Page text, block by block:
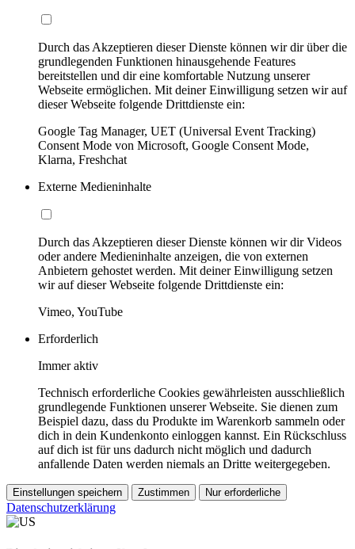
Durch das Akzeptieren dieser Dienste können wir dir über die
grundlegenden Funktionen hinausgehende Features
bereitstellen und dir eine komfortable Nutzung unserer
Webseite ermöglichen. Mit deiner Einwilligung setzen wir auf
dieser Webseite folgende Drittdienste ein:
Google Tag Manager, UET (Universal Event Tracking)
Consent Mode von Microsoft, Google Consent Mode,
Klarna, Freshchat
Externe Medieninhalte
Durch das Akzeptieren dieser Dienste können wir dir Videos
oder andere Medieninhalte anzeigen, die von externen
Anbietern gehostet werden. Mit deiner Einwilligung setzen
wir auf dieser Webseite folgende Drittdienste ein:
Vimeo, YouTube
Erforderlich
Immer aktiv
Technisch erforderliche Cookies gewährleisten ausschließlich
grundlegende Funktionen unserer Webseite. Sie dienen zum
Beispiel dazu, dass du Produkte im Warenkorb sammeln oder
dich in dein Kundenkonto einloggen kannst. Ein Rückschluss
auf dich ist für uns dadurch nicht möglich und dadurch
anfallende Daten werden niemals an Dritte weitergegeben.
Einstellungen speichern Zustimmen Nur erforderliche
Datenschutzerklärung